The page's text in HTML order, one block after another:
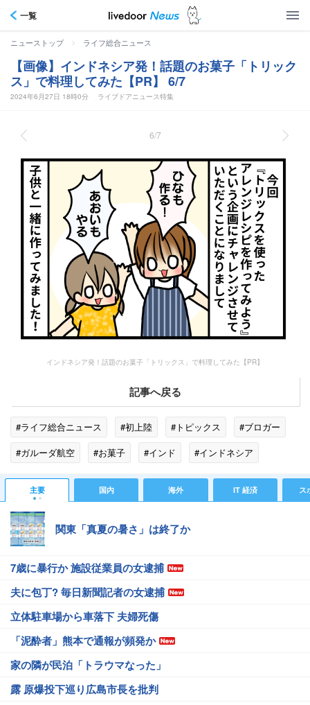
一覧
ニューストップ > ライフ総合ニュース
【画像】インドネシア発！話題のお菓子「トリック
ス」で料理してみた【PR】 6/7
2024年6月27日 18時0分 ライブドアニュース特集
6/7
インドネシア発！話題のお菓子「トリックス」で料理してみた【PR】
記事へ戻る
#ライフ総合ニュース #初上陸 #トピックス
#ブロガー
#ガルーダ航空
#お菓子 #インド #インドネシア
主要 国内 海外 IT 経済 ス
関東「真夏の暑さ」は終了か
7歳に暴行か 施設従業員の女逮捕
夫に包丁? 毎日新聞記者の女逮捕
立体駐車場から車落下 夫婦死傷
「泥酔者」熊本で通報が頻発か
家の隣が民泊「トラウマなった」
露 原爆投下巡り広島市長を批判